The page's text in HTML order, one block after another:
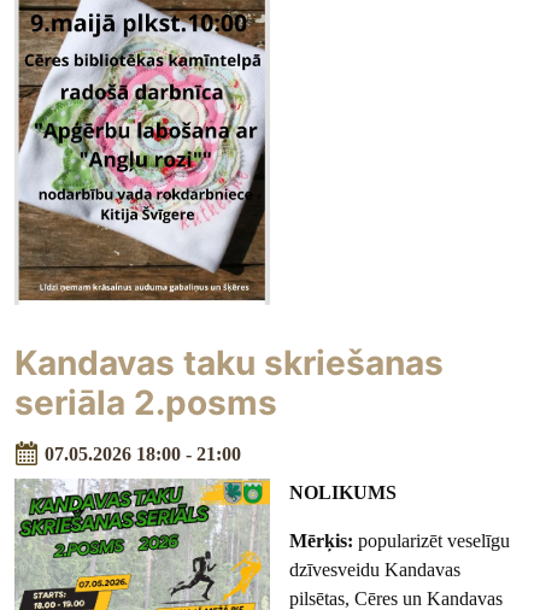
Kandavas taku skriešanas
seriāla 2.posms
07.05.2026 18:00 - 21:00
NOLIKUMS
Mērķis: popularizēt veselīgu
dzīvesveidu Kandavas
pilsētas, Cēres un Kandavas